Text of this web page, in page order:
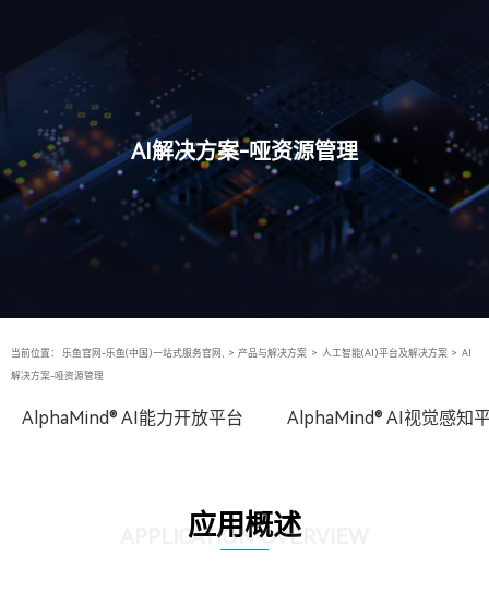
AI解决方案-哑资源管理
当前位置： 乐鱼官网-乐鱼(中国)一站式服务官网, > 产品与解决方案 > 人工智能(AI)平台及解决方案 > AI
解决方案-哑资源管理
AlphaMind® AI能力开放平台 AlphaMind® AI视觉感知
应用概述
APPLICATION OVERVIEW